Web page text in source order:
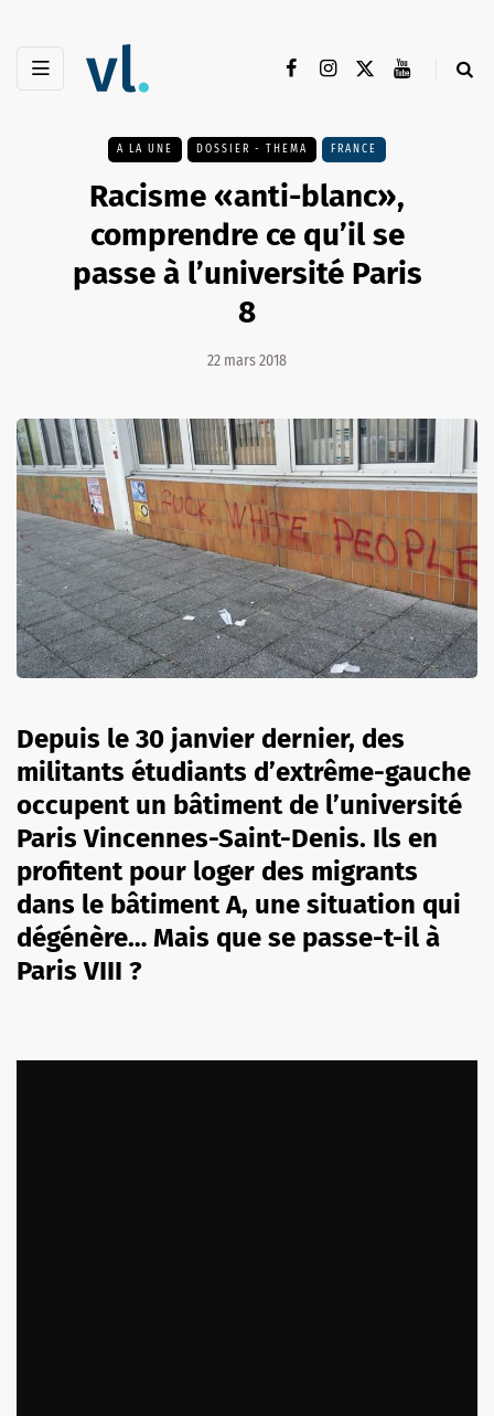
A LA UNE DOSSIER - THEMA FRANCE
Racisme «anti-blanc»,
comprendre ce qu’il se
passe à l’université Paris
8
22 mars 2018
Depuis le 30 janvier dernier, des
militants étudiants d’extrême-gauche
occupent un bâtiment de l’université
ParisVincennes-Saint-Denis. Ils en
profitent pour loger des migrants
dans le bâtiment A, une situation qui
dégénère… Mais que se passe-t-il à
Paris VIII ?